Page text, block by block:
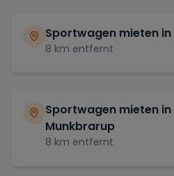
Sportwagen mieten in
8 km entfernt
Sportwagen mieten in
Munkbrarup
8 km entfernt